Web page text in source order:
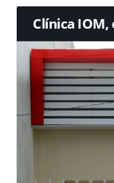
Clínica